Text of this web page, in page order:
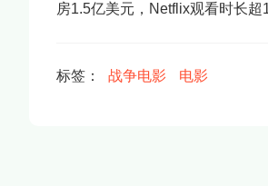
房1.5亿美元，Netflix观看时长超
标签： 战争电影 电影